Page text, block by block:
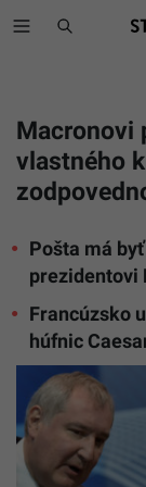
Macronovi
vlastného
Pošta má
prezidentovi
Francúzsko
húfnic